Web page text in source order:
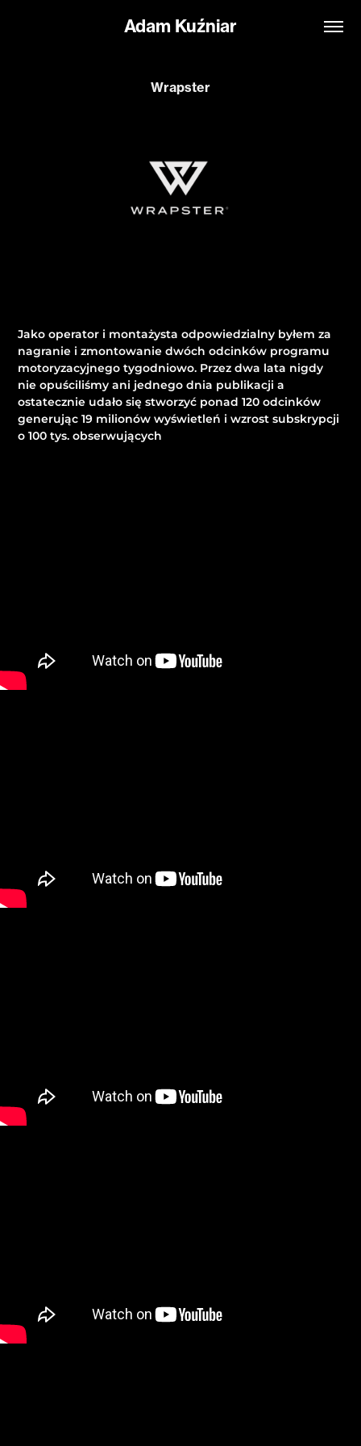
Adam Kuźniar
Wrapster
Jako operator i montażysta odpowiedzialny byłem za
nagranie i zmontowanie dwóch odcinków programu
motoryzacyjnego tygodniowo. Przez dwa lata nigdy
nie opuściliśmy ani jednego dnia publikacji a
ostatecznie udało się stworzyć ponad 120 odcinków
generując 19 milionów wyświetleń i wzrost subskrypcji
o 100 tys. obserwujących